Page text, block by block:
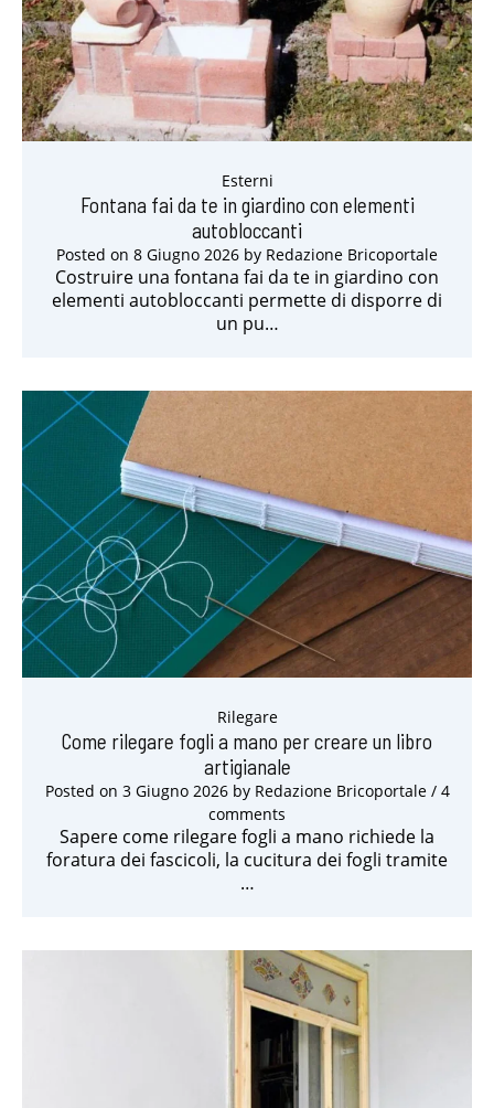
Esterni
Fontana fai da te in giardino con elementi
autobloccanti
Posted on 8 Giugno 2026 by Redazione Bricoportale
Costruire una fontana fai da te in giardino con
elementi autobloccanti permette di disporre di
un pu…
Rilegare
Come rilegare fogli a mano per creare un libro
artigianale
Posted on 3 Giugno 2026by Redazione Bricoportale/ 4
comments
Sapere come rilegare fogli a mano richiede la
foratura dei fascicoli, la cucitura dei fogli tramite
…